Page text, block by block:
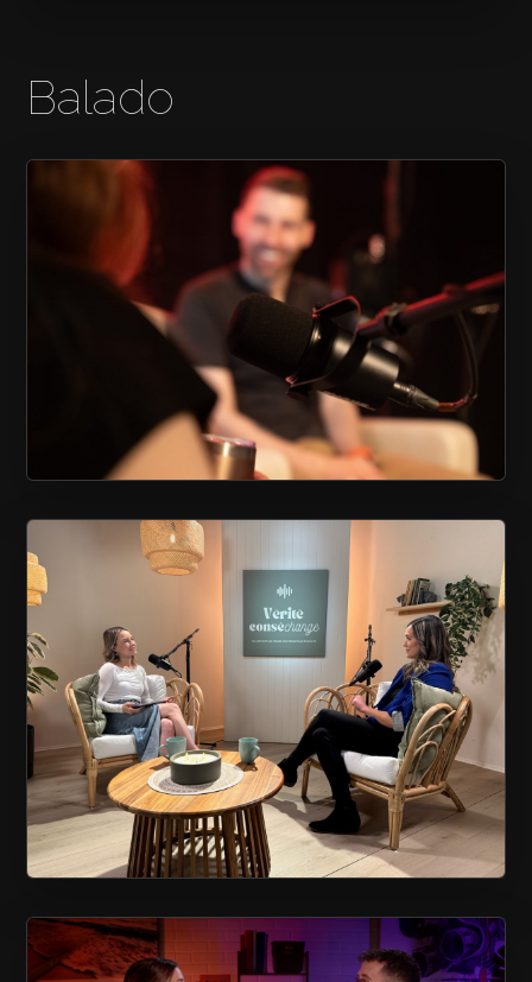
Balado
TOURNAGE D’UN BALADO
VÉRITÉ CONSÉCHANGE